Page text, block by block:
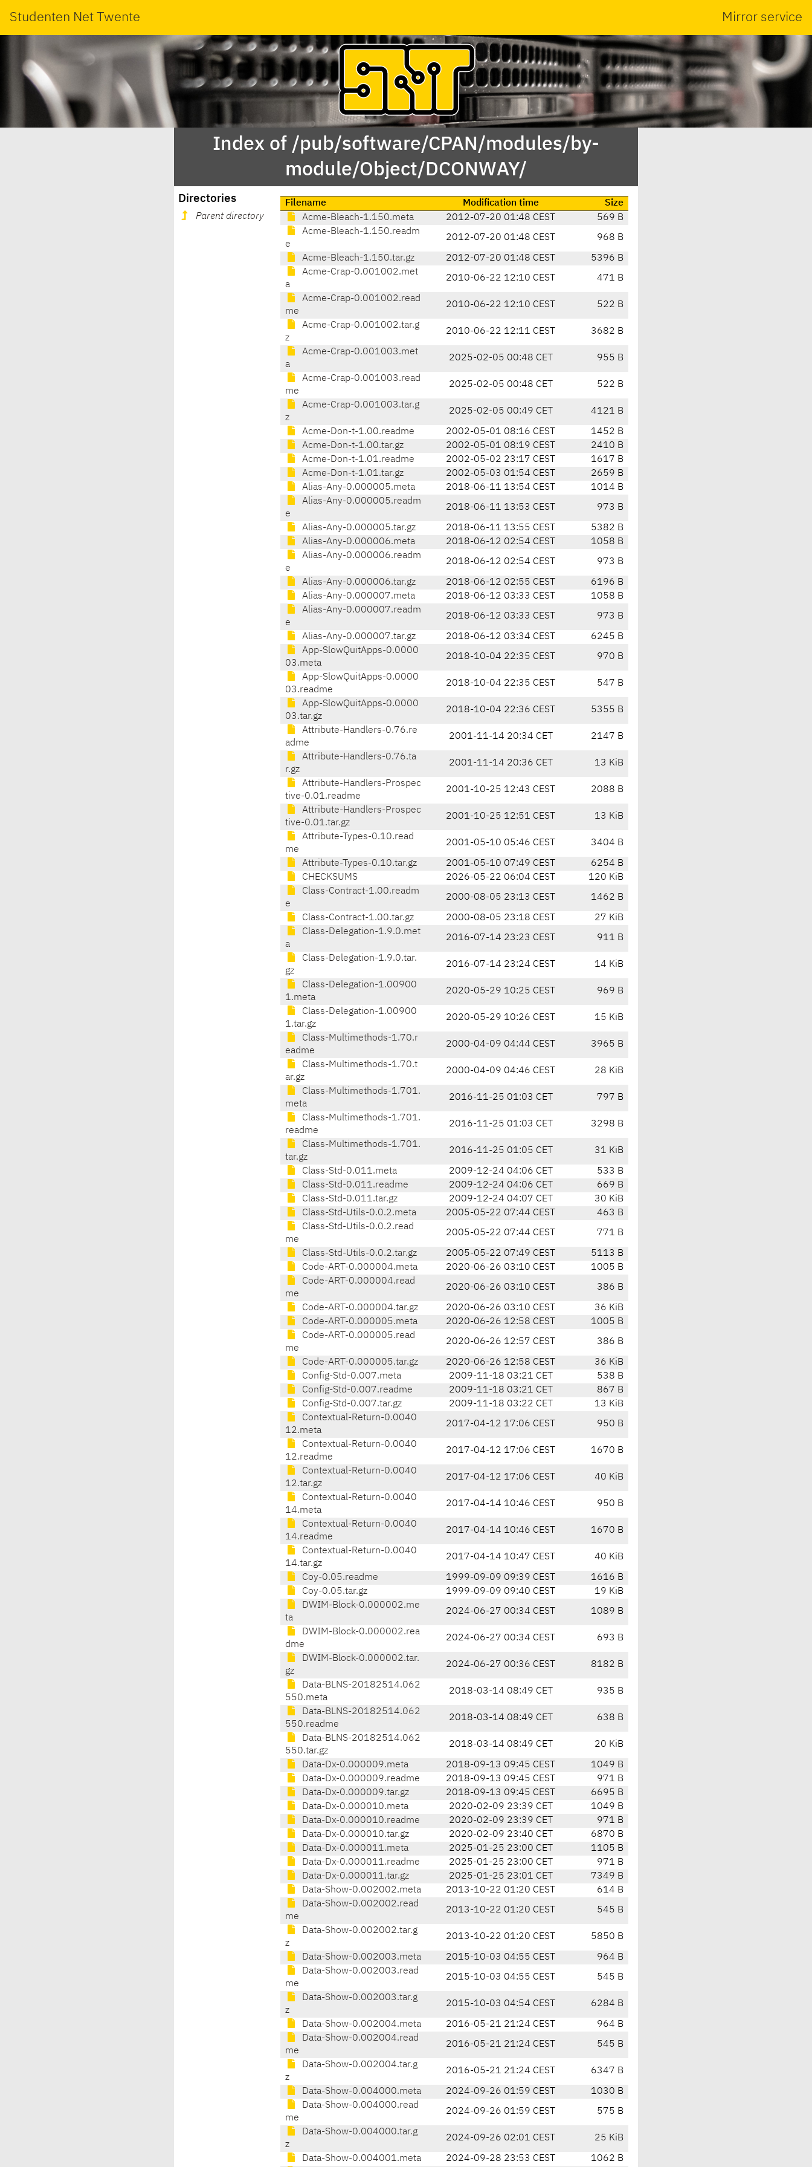
Studenten Net Twente Mirror service
Index of /pub/software/CPAN/modules/by-
module/Object/DCONWAY/
Directories
Parent directory
Filename Modification time
Size
Acme-Bleach-1.150.meta
2012-07-20 01:48 CEST
569 B
Acme-Bleach-1.150.readm
e
2012-07-20 01:48 CEST 968 B
Acme-Bleach-1.150.tar.gz 2012-07-20 01:48 CEST
5396 B
Acme-Crap-0.001002.met
a
2010-06-22 12:10 CEST 471 B
Acme-Crap-0.001002.read
me
2010-06-22 12:10 CEST 522 B
Acme-Crap-0.001002.tar.g
z
2010-06-22 12:11 CEST 3682 B
Acme-Crap-0.001003.met
a
2025-02-05 00:48 CET 955 B
Acme-Crap-0.001003.read
me
2025-02-05 00:48 CET 522 B
Acme-Crap-0.001003.tar.g
z
2025-02-05 00:49 CET 4121 B
Acme-Don-t-1.00.readme 2002-05-01 08:16 CEST
1452 B
Acme-Don-t-1.00.tar.gz
2002-05-01 08:19 CEST
2410 B
Acme-Don-t-1.01.readme
2002-05-02 23:17 CEST
1617 B
Acme-Don-t-1.01.tar.gz
2002-05-03 01:54 CEST
2659 B
Alias-Any-0.000005.meta
2018-06-11 13:54 CEST
1014 B
Alias-Any-0.000005.readm
e
2018-06-11 13:53 CEST 973 B
Alias-Any-0.000005.tar.gz 2018-06-11 13:55 CEST
5382 B
Alias-Any-0.000006.meta
2018-06-12 02:54 CEST
1058 B
Alias-Any-0.000006.readm
e
2018-06-12 02:54 CEST 973 B
Alias-Any-0.000006.tar.gz 2018-06-12 02:55 CEST
6196 B
Alias-Any-0.000007.meta
2018-06-12 03:33 CEST
1058 B
Alias-Any-0.000007.readm
e
2018-06-12 03:33 CEST 973 B
Alias-Any-0.000007.tar.gz 2018-06-12 03:34 CEST
6245 B
App-SlowQuitApps-0.0000
03.meta
2018-10-04 22:35 CEST 970 B
App-SlowQuitApps-0.0000
03.readme
2018-10-04 22:35 CEST 547 B
App-SlowQuitApps-0.0000
03.tar.gz
2018-10-04 22:36 CEST 5355 B
Attribute-Handlers-0.76.re
adme
2001-11-14 20:34 CET 2147 B
Attribute-Handlers-0.76.ta
r.gz
2001-11-14 20:36 CET 13 KiB
Attribute-Handlers-Prospec
tive-0.01.readme
2001-10-25 12:43 CEST 2088 B
Attribute-Handlers-Prospec
tive-0.01.tar.gz
2001-10-25 12:51 CEST 13 KiB
Attribute-Types-0.10.read
me
2001-05-10 05:46 CEST 3404 B
Attribute-Types-0.10.tar.gz 2001-05-10 07:49 CEST
6254 B
CHECKSUMS
2026-05-22 06:04 CEST
120 KiB
Class-Contract-1.00.readm
e
2000-08-05 23:13 CEST 1462 B
Class-Contract-1.00.tar.gz 2000-08-05 23:18 CEST
27 KiB
Class-Delegation-1.9.0.met
a
2016-07-14 23:23 CEST 911 B
Class-Delegation-1.9.0.tar.
gz
2016-07-14 23:24 CEST 14 KiB
Class-Delegation-1.00900
1.meta
2020-05-29 10:25 CEST 969 B
Class-Delegation-1.00900
1.tar.gz
2020-05-29 10:26 CEST 15 KiB
Class-Multimethods-1.70.r
eadme
2000-04-09 04:44 CEST 3965 B
Class-Multimethods-1.70.t
ar.gz
2000-04-09 04:46 CEST 28 KiB
Class-Multimethods-1.701.
meta
2016-11-25 01:03 CET 797 B
Class-Multimethods-1.701.
readme
2016-11-25 01:03 CET 3298 B
Class-Multimethods-1.701.
tar.gz
2016-11-25 01:05 CET 31 KiB
Class-Std-0.011.meta 2009-12-24 04:06 CET
533 B
Class-Std-0.011.readme
2009-12-24 04:06 CET
669 B
Class-Std-0.011.tar.gz
2009-12-24 04:07 CET
30 KiB
Class-Std-Utils-0.0.2.meta
2005-05-22 07:44 CEST
463 B
Class-Std-Utils-0.0.2.read
me
2005-05-22 07:44 CEST 771 B
Class-Std-Utils-0.0.2.tar.gz 2005-05-22 07:49 CEST
5113 B
Code-ART-0.000004.meta
2020-06-26 03:10 CEST
1005 B
Code-ART-0.000004.read
me
2020-06-26 03:10 CEST 386 B
Code-ART-0.000004.tar.gz 2020-06-26 03:10 CEST
36 KiB
Code-ART-0.000005.meta
2020-06-26 12:58 CEST
1005 B
Code-ART-0.000005.read
me
2020-06-26 12:57 CEST 386 B
Code-ART-0.000005.tar.gz 2020-06-26 12:58 CEST
36 KiB
Config-Std-0.007.meta
2009-11-18 03:21 CET
538 B
Config-Std-0.007.readme
2009-11-18 03:21 CET
867 B
Config-Std-0.007.tar.gz
2009-11-18 03:22 CET
13 KiB
Contextual-Return-0.0040
12.meta
2017-04-12 17:06 CEST 950 B
Contextual-Return-0.0040
12.readme
2017-04-12 17:06 CEST 1670 B
Contextual-Return-0.0040
12.tar.gz
2017-04-12 17:06 CEST 40 KiB
Contextual-Return-0.0040
14.meta
2017-04-14 10:46 CEST 950 B
Contextual-Return-0.0040
14.readme
2017-04-14 10:46 CEST 1670 B
Contextual-Return-0.0040
14.tar.gz
2017-04-14 10:47 CEST 40 KiB
Coy-0.05.readme 1999-09-09 09:39 CEST
1616 B
Coy-0.05.tar.gz
1999-09-09 09:40 CEST
19 KiB
DWIM-Block-0.000002.me
ta
2024-06-27 00:34 CEST 1089 B
DWIM-Block-0.000002.rea
dme
2024-06-27 00:34 CEST 693 B
DWIM-Block-0.000002.tar.
gz
2024-06-27 00:36 CEST 8182 B
Data-BLNS-20182514.062
550.meta
2018-03-14 08:49 CET 935 B
Data-BLNS-20182514.062
550.readme
2018-03-14 08:49 CET 638 B
Data-BLNS-20182514.062
550.tar.gz
2018-03-14 08:49 CET 20 KiB
Data-Dx-0.000009.meta 2018-09-13 09:45 CEST
1049 B
Data-Dx-0.000009.readme
2018-09-13 09:45 CEST
971 B
Data-Dx-0.000009.tar.gz
2018-09-13 09:45 CEST
6695 B
Data-Dx-0.000010.meta
2020-02-09 23:39 CET
1049 B
Data-Dx-0.000010.readme
2020-02-09 23:39 CET
971 B
Data-Dx-0.000010.tar.gz
2020-02-09 23:40 CET
6870 B
Data-Dx-0.000011.meta
2025-01-25 23:00 CET
1105 B
Data-Dx-0.000011.readme
2025-01-25 23:00 CET
971 B
Data-Dx-0.000011.tar.gz
2025-01-25 23:01 CET
7349 B
Data-Show-0.002002.meta
2013-10-22 01:20 CEST
614 B
Data-Show-0.002002.read
me
2013-10-22 01:20 CEST 545 B
Data-Show-0.002002.tar.g
z
2013-10-22 01:20 CEST 5850 B
Data-Show-0.002003.meta 2015-10-03 04:55 CEST
964 B
Data-Show-0.002003.read
me
2015-10-03 04:55 CEST 545 B
Data-Show-0.002003.tar.g
z
2015-10-03 04:54 CEST 6284 B
Data-Show-0.002004.meta 2016-05-21 21:24 CEST
964 B
Data-Show-0.002004.read
me
2016-05-21 21:24 CEST 545 B
Data-Show-0.002004.tar.g
z
2016-05-21 21:24 CEST 6347 B
Data-Show-0.004000.meta 2024-09-26 01:59 CEST
1030 B
Data-Show-0.004000.read
me
2024-09-26 01:59 CEST 575 B
Data-Show-0.004000.tar.g
z
2024-09-26 02:01 CEST 25 KiB
Data-Show-0.004001.meta 2024-09-28 23:53 CEST 1062 B